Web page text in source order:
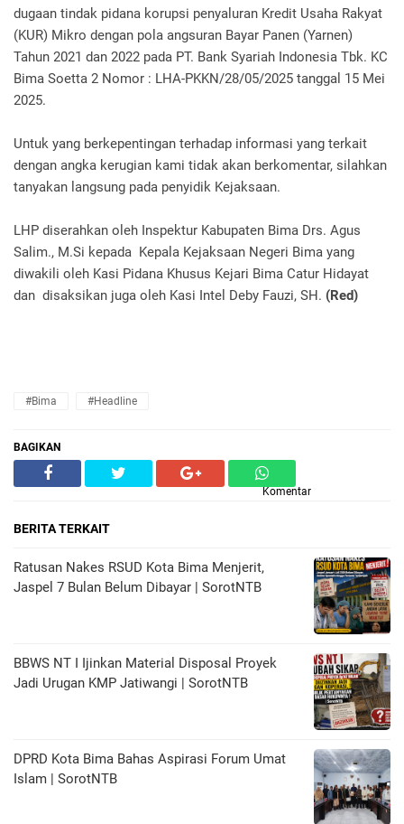
dugaan tindak pidana korupsi penyaluran Kredit Usaha Rakyat
(KUR) Mikro dengan pola angsuran Bayar Panen (Yarnen)
Tahun 2021 dan 2022 pada PT. Bank Syariah Indonesia Tbk. KC
Bima Soetta 2 Nomor : LHA-PKKN/28/05/2025 tanggal 15 Mei
2025.
Untuk yang berkepentingan terhadap informasi yang terkait
dengan angka kerugian kami tidak akan berkomentar, silahkan
tanyakan langsung pada penyidik Kejaksaan.
LHP diserahkan oleh Inspektur Kabupaten Bima Drs. Agus
Salim., M.Si kepada Kepala Kejaksaan Negeri Bima yang
diwakili oleh Kasi Pidana Khusus Kejari Bima Catur Hidayat
dan disaksikan juga oleh Kasi Intel Deby Fauzi, SH. (Red)
#Bima #Headline
BAGIKAN
Komentar
BERITA TERKAIT
Ratusan Nakes RSUD Kota Bima Menjerit,
Jaspel 7 Bulan Belum Dibayar | SorotNTB
BBWS NT I Ijinkan Material Disposal Proyek
Jadi Urugan KMP Jatiwangi | SorotNTB
DPRD Kota Bima Bahas Aspirasi Forum Umat
Islam | SorotNTB